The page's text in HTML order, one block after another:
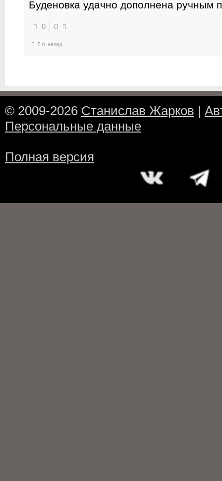
Буденовка удачно дополнена ручным
0 0
7 л. назад
© 2009-2026 Станислав Жарков |
Персональные данные
Полная версия